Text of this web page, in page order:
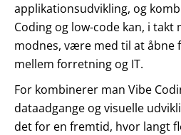
applikationsudvikling, og
Coding og low-code kan, i takt
modnes, være med til at åbne
mellem forretning og IT.
For kombinerer man Vibe
dataadgange og visuelle
det for en fremtid, hvor langt